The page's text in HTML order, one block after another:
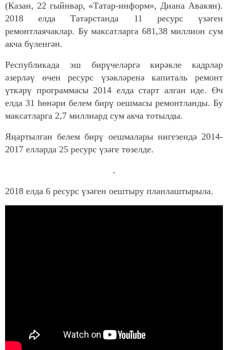
(Казан, 22 гыйнвар, «Татар-информ», Диана Авакян).
2018 елда Татарстанда 11 ресурс үзәген
ремонтлаячаклар. Бу максатларга 681,38 миллион сум
акча бүленгән.
Республикада эш бирүчеләргә кирәкле кадрлар
әзерләү өчен ресурс үзәкләренә капиталь ремонт
үткәрү программасы 2014 елда старт алган иде. Өч
елда 31 һөнәри белем бирү оешмасы ремонтланды. Бу
максатларга 2,7 миллиард сум акча тотылды.
Яңартылган белем бирү оешмалары нигезендә 2014-
2017 елларда 25 ресурс үзәге төзелде.
2018 елда 6 ресурс үзәген оештыру планлаштырыла.